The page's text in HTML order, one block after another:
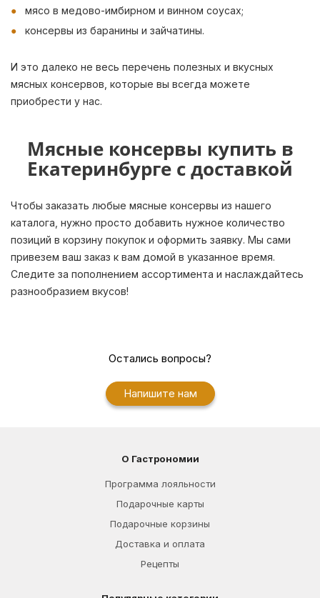
мясо в медово-имбирном и винном соусах;
консервы из баранины и зайчатины.
И это далеко не весь перечень полезных и вкусных
мясных консервов, которые вы всегда можете
приобрести у нас.
Мясные консервы купить в
Екатеринбурге с доставкой
Чтобы заказать любые мясные консервы из нашего
каталога, нужно просто добавить нужное количество
позиций в корзину покупок и оформить заявку. Мы сами
привезем ваш заказ к вам домой в указанное время.
Следите за пополнением ассортимента и наслаждайтесь
разнообразием вкусов!
Остались вопросы?
Напишите нам
О Гастрономии
Программа лояльности
Подарочные карты
Подарочные корзины
Доставка и оплата
Рецепты